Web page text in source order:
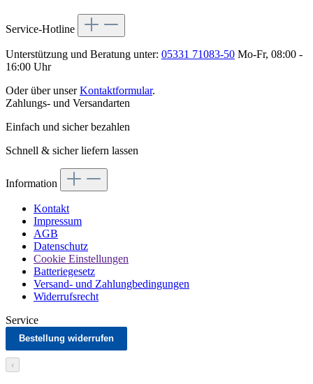
Service-Hotline
Unterstützung und Beratung unter: 05331 71083-50 Mo-Fr, 08:00 -
16:00 Uhr
Oder über unserKontaktformular.
Zahlungs- und Versandarten
Einfach und sicher bezahlen
Schnell & sicher liefern lassen
Information
Kontakt
Impressum
AGB
Datenschutz
Cookie Einstellungen
Batteriegesetz
Versand- und Zahlungbedingungen
Widerrufsrecht
Service
Bestellung widerrufen
‹